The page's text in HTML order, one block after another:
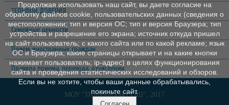
ТЕЛЕФОН ДОВЕРИЯ
Семейные ценности
Прием иностранных граждан
Правила приема, перевода, отчисления
МОУ "Пушкинская СОШ", 2017
Продолжая использовать наш сайт, вы даете согласие на
обработку файлов cookie, пользовательских данных (сведения о
местоположении; тип и версия ОС; тип и версия Браузера; тип
устройства и разрешение его экрана; источник откуда пришел
на сайт пользователь; с какого сайта или по какой рекламе; язык
ОС и Браузера; какие страницы открывает и на какие кнопки
нажимает пользователь; ip-адрес) в целях функционирования
сайта и проведения статистических исследований и обзоров.
Если вы не хотите, чтобы ваши данные обрабатывались,
покиньте сайт.